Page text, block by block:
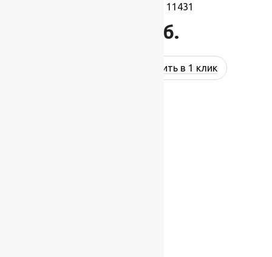
Ковролин Dragon 11431
руб.
Купить в 1 клик